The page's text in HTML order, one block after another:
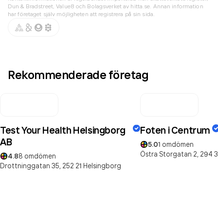
Dun & Bradstreet, Value8 och Bolagsverket av hitta.se. Annan information
har företaget själv möjligheten att registrera på sin sida.
Rekommenderade företag
Test Your Health Helsingborg
AB
4.88 omdömen
Drottninggatan 35, 252 21 Helsingborg
Foten i Centrum
5.01 omdömen
Östra Storgatan 2, 294